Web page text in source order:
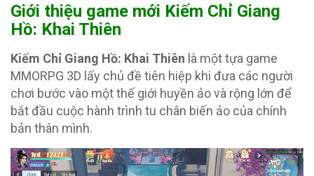
Giới thiệu game mới Kiếm Chỉ Giang
Hồ: Khai Thiên
Kiếm Chỉ Giang Hồ: Khai Thiên là một tựa game
MMORPG 3D lấy chủ đề tiên hiệp khi đưa các người
chơi bước vào một thế giới huyền ảo và rộng lớn để
bắt đầu cuộc hành trình tu chân biến ảo của chính
bản thân mình.